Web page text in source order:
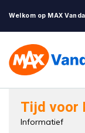
Welkom op MAX
Er is een
Tijd voor
Informatief